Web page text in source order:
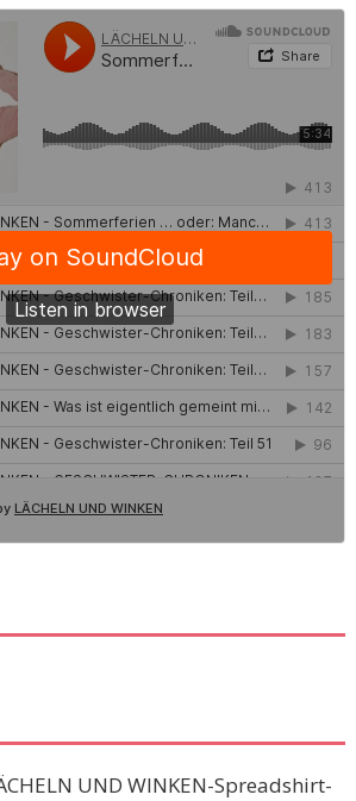
UND WINKEN-Spreadshirt-